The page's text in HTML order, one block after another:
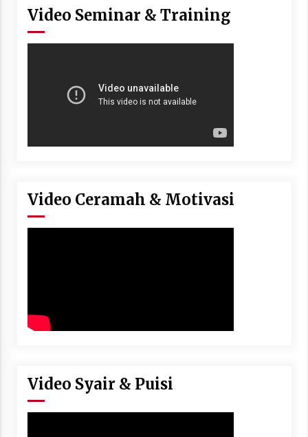
Video Seminar & Training
Video Ceramah & Motivasi
Video Syair & Puisi